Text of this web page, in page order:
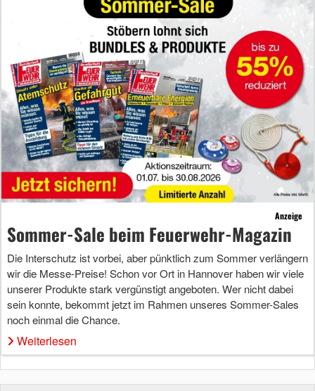
Anzeige
Sommer-Sale beim Feuerwehr-Magazin
Die Interschutz ist vorbei, aber pünktlich zum Sommer verlängern
wir die Messe-Preise! Schon vor Ort in Hannover haben wir viele
unserer Produkte stark vergünstigt angeboten. Wer nicht dabei
sein konnte, bekommt jetzt im Rahmen unseres Sommer-Sales
noch einmal die Chance.
Weiterlesen